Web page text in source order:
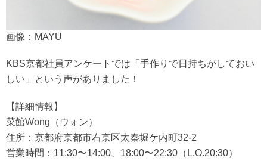
画像：MAYU
KBS京都社員アンケートでは「手作りで日持ちがしておい
しい」という声がありました！
【詳細情報】
菜館Wong（ウォン）
住所：京都府京都市右京区太秦堀ケ内町32-2
営業時間：11:30〜14:00、18:00〜22:30（L.O.20:30）